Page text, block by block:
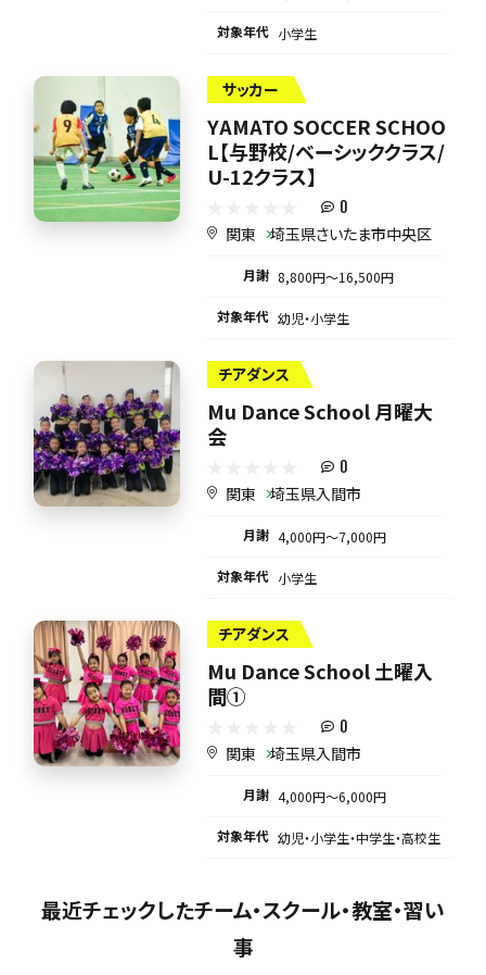
対象年代 小学生
サッカー
YAMATO SOCCER SCHOO
L【与野校/ベーシッククラス/
U-12クラス】
0
関東 埼玉県さいたま市中央区
月謝 8,800円〜16,500円
対象年代 幼児・小学生
チアダンス
Mu Dance School 月曜大
会
0
関東 埼玉県入間市
月謝 4,000円〜7,000円
対象年代 小学生
チアダンス
Mu Dance School 土曜入
間①
0
関東 埼玉県入間市
月謝 4,000円〜6,000円
対象年代 幼児・小学生・中学生・高校生
最近チェックしたチーム・スクール・教室・習い
事